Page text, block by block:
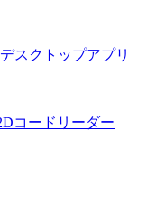
スクトップアプリ
コードリーダー